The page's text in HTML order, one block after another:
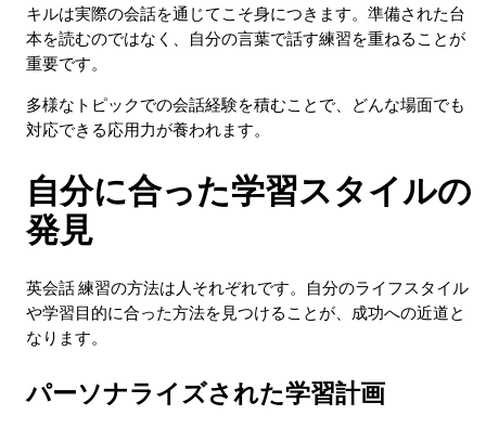
キルは実際の会話を通じてこそ身につきます。準備された台
本を読むのではなく、自分の言葉で話す練習を重ねることが
重要です。
多様なトピックでの会話経験を積むことで、どんな場面でも
対応できる応用力が養われます。
自分に合った学習スタイルの
発見
英会話 練習の方法は人それぞれです。自分のライフスタイル
や学習目的に合った方法を見つけることが、成功への近道と
なります。
パーソナライズされた学習計画